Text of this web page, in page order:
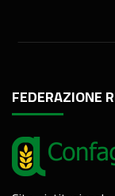
FEDERAZIONE